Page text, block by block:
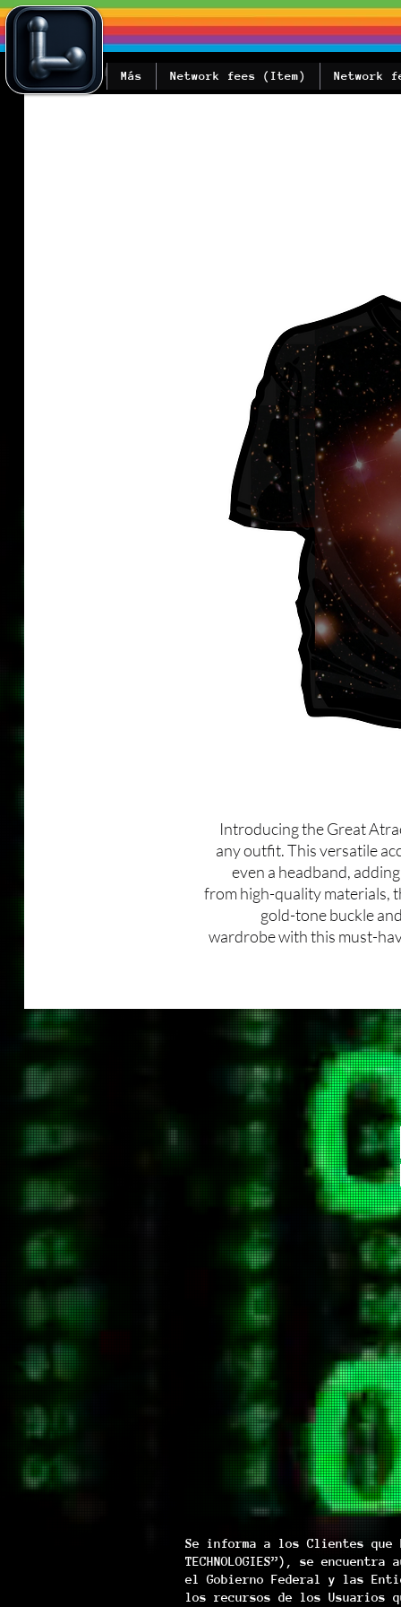
Network
Network fees (Item)
Más
Introducing the Great
any outfit. This versatile
even a headband,
from high-quality materials,
gold-tone buckle
wardrobe with this must-
Se informa a los Clientes que
TECHNOLOGIES”), se
el Gobierno Federal y las
los recursos de los Usuarios